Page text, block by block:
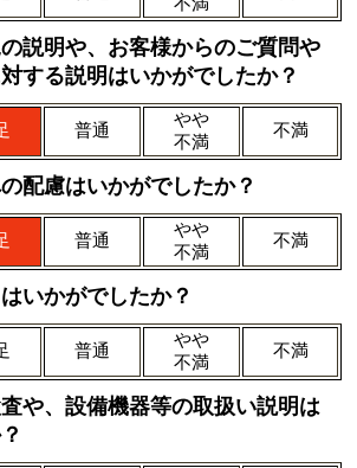
説明や、お客様からのご質問や
する説明はいかがでしたか？
普通
やや
不満
不満
配慮はいかがでしたか？
普通
やや
不満
不満
いかがでしたか？
普通
やや
不満
不満
や、設備機器等の取扱い説明は